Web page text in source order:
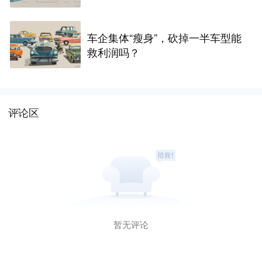
车企集体“瘦身”，砍掉一半车型能
救利润吗？
评论区
暂无评论